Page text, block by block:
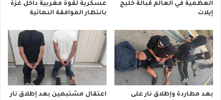
العظمية في العالم قبالة خليج
إيلات
عسكرية لقوة مغربية داخل غزة
بانتظار الموافقة النهائية
بعد مطاردة وإطلاق نار على
اعتقال مشتبهين بعد إطلاق نار